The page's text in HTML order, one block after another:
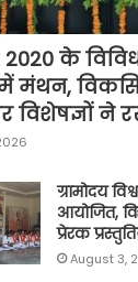
2020 के
मंथन,
विशेषज्ञों ने
ग्रामोदय
आयोजित,
प्रेरक
August 3,